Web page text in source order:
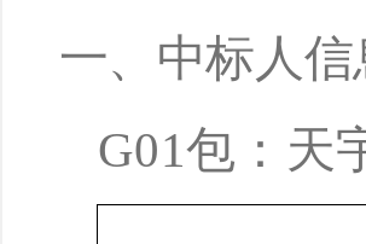
一、 中标人
G01包：天